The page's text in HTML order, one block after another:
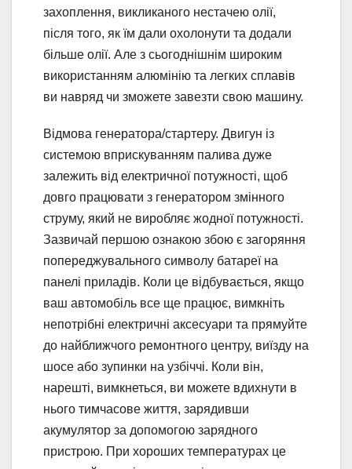
захоплення, викликаного нестачею олії,
після того, як їм дали охолонути та додали
більше олії. Але з сьогоднішнім широким
використанням алюмінію та легких сплавів
ви навряд чи зможете завезти свою машину.
Відмова генератора/стартеру. Двигун із
системою вприскуванням палива дуже
залежить від електричної потужності, щоб
довго працювати з генератором змінного
струму, який не виробляє жодної потужності.
Зазвичай першою ознакою збою є загоряння
попереджувального символу батареї на
панелі приладів. Коли це відбувається, якщо
ваш автомобіль все ще працює, вимкніть
непотрібні електричні аксесуари та прямуйте
до найближчого ремонтного центру, виїзду на
шосе або зупинки на узбіччі. Коли він,
нарешті, вимкнеться, ви можете вдихнути в
нього тимчасове життя, зарядивши
акумулятор за допомогою зарядного
пристрою. При хороших температурах це